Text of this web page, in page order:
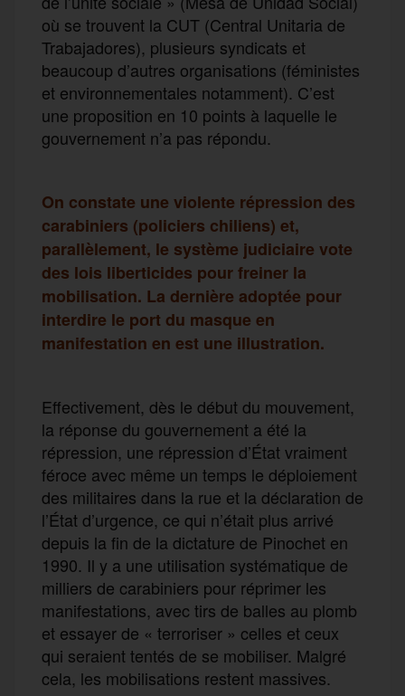
où se trouvent la CUT (Central Unitaria de
Trabajadores), plusieurs syndicats et
beaucoup d’autres organisations (féministes
et environnementales notamment). C’est
une proposition en 10 points à laquelle le
gouvernement n’a pas répondu.
On constate une violente répression des
carabiniers (policiers chiliens) et,
parallèlement, le système judiciaire vote
des lois liberticides pour freiner la
mobilisation. La dernière adoptée pour
interdire le port du masque en
manifestation en est une illustration.
Effectivement, dès le début du mouvement,
la réponse du gouvernement a été la
répression, une répression d’État vraiment
féroce avec même un temps le déploiement
des militaires dans la rue et la déclaration de
l’État d’urgence, ce qui n’était plus arrivé
depuis la fin de la dictature de Pinochet en
1990. Il y a une utilisation systématique de
milliers de carabiniers pour réprimer les
manifestations, avec tirs de balles au plomb
et essayer de « terroriser » celles et ceux
qui seraient tentés de se mobiliser. Malgré
cela, les mobilisations restent massives.